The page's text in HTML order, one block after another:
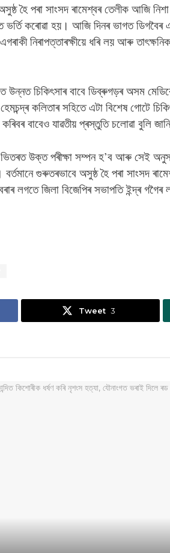
হৈ পৰা সাংসদ ৰামেশ্বৰ তেলীক আজি
কৰোৱা হয়। আজি দিনৰ ভাগত ডিগবৈৰ
নিৰাপত্তাৰক্ষীয়ে ধৰি লয় আৰু
উন্নত চিকিৎসাৰ বাবে ডিব্ৰুগড়ৰ অসম
কলিতাৰ সহিতে এটা বিশেষ গোটে
বাবেও যাৱতীয় প্ৰস্তুতি চলোৱা বুলি
উক্ত পৰীক্ষা সম্পন হ’ব আৰু সেই
গুৰুতৰভাবে অসুষ্ঠ হৈ পৰা সাংসদ
লগতে জিলা বিজেপিৰ সভাপতি ইন্দ্ৰ গগৈৰ
Tweet 3